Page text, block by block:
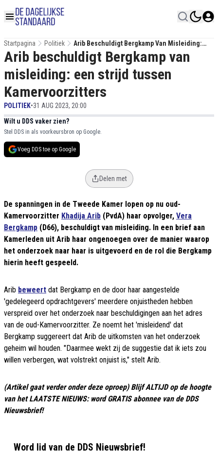
Startpagina Politiek
Arib Beschuldigt Bergkamp Van Misleiding:
Een Strijd Tussen Kamervoorzitters
Arib beschuldigt Bergkamp van
misleiding: een strijd tussen
Kamervoorzitters
POLITIEK•31 AUG 2023, 20:00
Wilt u DDS vaker zien?
Stel DDS in als voorkeursbron op Google.
Voeg DDS toe op Google
Delen met
De spanningen in de Tweede Kamer lopen op nu oud-
Kamervoorzitter Khadija Arib (PvdA) haar opvolger, Vera
Bergkamp (D66), beschuldigt van misleiding. In een brief aan
Kamerleden uit Arib haar ongenoegen over de manier waarop
het onderzoek naar haar is uitgevoerd en de rol die Bergkamp
hierin heeft gespeeld.
Arib beweert dat Bergkamp en de door haar aangestelde
'gedelegeerd opdrachtgevers' meerdere onjuistheden hebben
verspreid over het onderzoek naar beschuldigingen aan het adres
van de oud-Kamervoorzitter. Ze noemt het 'misleidend' dat
Bergkamp suggereert dat Arib de uitkomsten van het onderzoek
geheim wil houden. "Daarmee wekt zij de suggestie dat ik iets zou
willen verbergen, wat volstrekt onjuist is," stelt Arib.
(Artikel gaat verder onder deze oproep) Blijf ALTIJD op de hoogte
van het LAATSTE NIEUWS: word GRATIS abonnee van de DDS
Nieuwsbrief!
Word lid van de DDS Nieuwsbrief!